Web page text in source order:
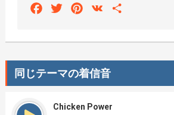
FacebookTwitterPinterest
VK
同じテーマの着信音
Chicken Power